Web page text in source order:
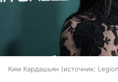
Ким Кардашьян источник: